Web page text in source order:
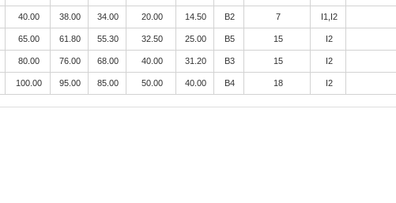
40.00 38.00 34.00 20.00 14.50 B2 7 I1,I2
65.00 61.80 55.30 32.50 25.00 B5 15 I2
80.00 76.00 68.00 40.00 31.20 B3 15 I2
100.00 95.00 85.00 50.00 40.00 B4 18 I2